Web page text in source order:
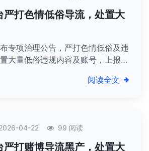
严打色情低俗导流，处置大
专项治理公告，严打色情低俗及违
大量低俗违规内容及账号，上报涉
阅读全文
04-22 99 阅读
严打赌博导流黑产，处置大